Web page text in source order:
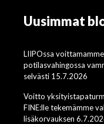
Uusimmat
LIIPOssa
potilasvahingossa
selvästi 15.7.2026
Voitto
FINE:lle tekemämme
lisäkorvauksen